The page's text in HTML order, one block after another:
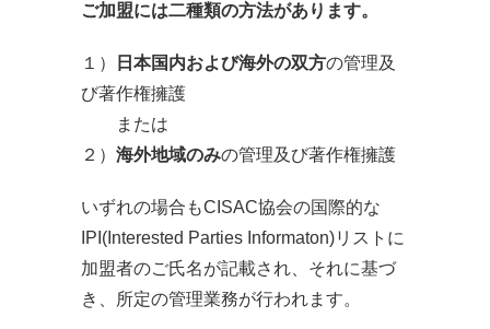
ご加盟には二種類の方法があります。
１） 日本国内および海外の双方の管理及
び著作権擁護
または
２） 海外地域のみの管理及び著作権擁護
いずれの場合もCISAC協会の国際的な
IPI(Interested Parties Informaton)リストに
加盟者のご氏名が記載され、それに基づ
き、所定の管理業務が行われます。